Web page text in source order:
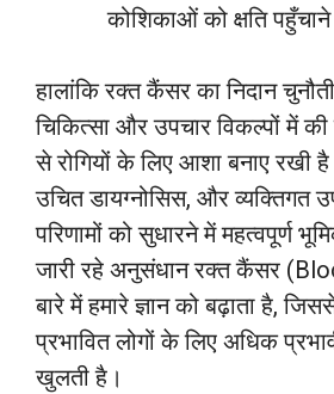
कोशिकाओं को क्षति
हालांकि रक्त कैंसर का निदान
चिकित्सा और उपचार विकल्पों में
से रोगियों के लिए आशा बनाए रखी
उचित डायग्नोसिस, और व्यक्तिगत
परिणामों को सुधारने में महत्वपूर्ण
जारी रहे अनुसंधान रक्त कैंसर
बारे में हमारे ज्ञान को बढ़ाता है,
प्रभावित लोगों के लिए अधिक
खुलती है।